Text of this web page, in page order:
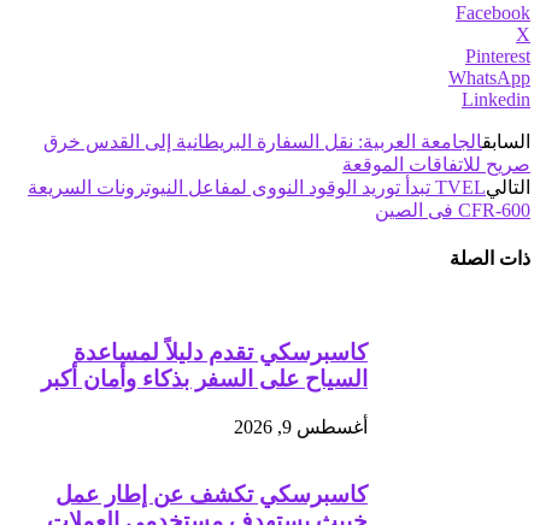
Facebook
X
Pinterest
WhatsApp
Linkedin
السابقالجامعة العربية: نقل السفارة البريطانية إلى القدس خرق
صريح للاتفاقات الموقعة
التالي
TVEL تبدأ توريد الوقود النووى لمفاعل النيوترونات السريعة
CFR-600 فى الصين
ذات الصلة
كاسبرسكي تقدم دليلاً لمساعدة
السياح على السفر بذكاء وأمان أكبر
أغسطس 9, 2026
كاسبرسكي تكشف عن إطار عمل